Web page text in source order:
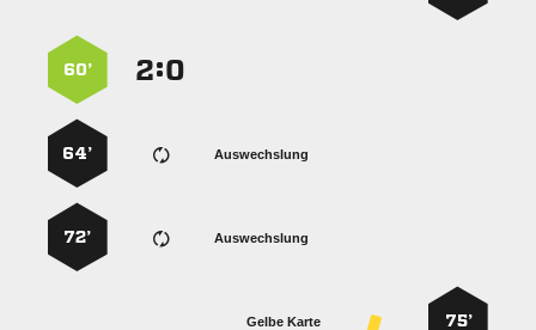
:
60’
Auswechslung
64’
Auswechslung
72’
75’
Gelbe Karte